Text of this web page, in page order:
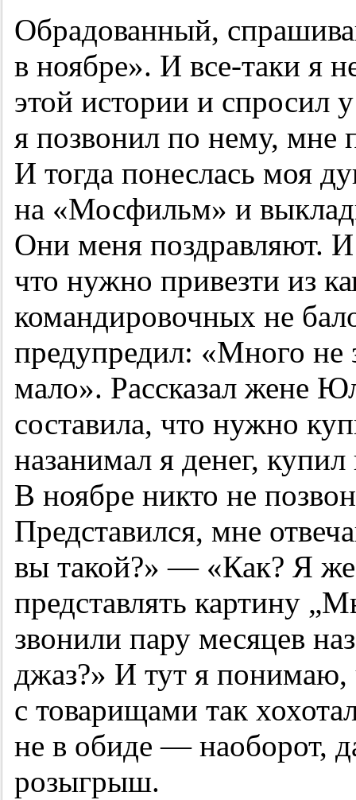
Обрадованный,
в ноябре». И все-таки я
этой истории и спросил
я позвонил по нему,
И тогда понеслась моя
на «Мосфильм» и
Они меня поздравляют.
что нужно привезти из
командировочных не
предупредил: «Много не
мало». Рассказал жене
составила, что нужно
назанимал я денег,
В ноябре никто не
Представился, мне
вы такой?» — «Как? Я
представлять картину
звонили пару месяцев
джаз?» И тут я понимаю,
с товарищами так
не в обиде — наоборот,
розыгрыш.